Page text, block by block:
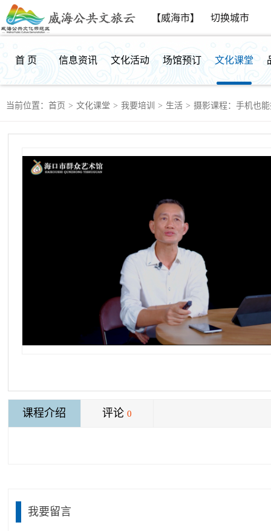
【威海市】 切换城市
首 页 信息资讯 文化活动 场馆预订 文化课堂
群众反馈
当前位置： 首页 > 文化课堂 > 我要培训 > 生活 > 摄影课程：手机也
课程介绍 评论 0
我要留言